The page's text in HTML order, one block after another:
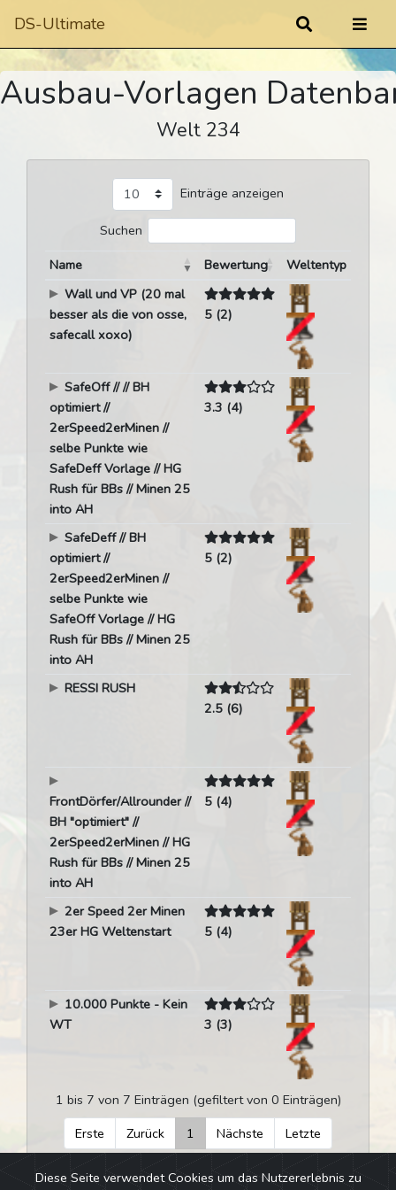
DS-Ultimate
Ausbau-Vorlagen
Welt 234
Einträge anzeigen
Suchen
Name
Bewertung
Weltentyp
Wall und VP (20 mal
besser als die von osse,
safecall xoxo)
5 (2)
SafeOff // // BH
optimiert //
2erSpeed2erMinen //
selbe Punkte wie
SafeDeff Vorlage // HG
Rush für BBs // Minen 25
into AH
3.3 (4)
SafeDeff // BH
optimiert //
2erSpeed2erMinen //
selbe Punkte wie
SafeOff Vorlage // HG
Rush für BBs // Minen 25
into AH
5 (2)
RESSI RUSH
2.5 (6)
FrontDörfer/Allrounder //
BH "optimiert" //
2erSpeed2erMinen // HG
Rush für BBs // Minen 25
into AH
5 (4)
2er Speed 2er Minen
23er HG Weltenstart
5 (4)
10.000 Punkte - Kein
WT
3 (3)
1 bis 7 von 7 Einträgen (gefiltert von 0 Einträgen)
Erste
Zurück 1 Nächste Letzte
Diese Seite verwendet Cookies um das Nutzererlebnis zu